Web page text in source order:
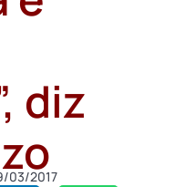
diz
03/2017